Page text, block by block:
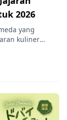
2026
yang
kuliner
cokelat
untuk